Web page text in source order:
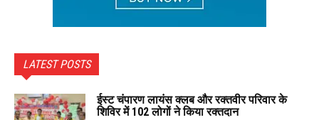
LATEST POSTS
ईस्ट चंपारण लायंस क्लब और रक्तवीर परिवार के
शिविर में 102 लोगों ने किया रक्तदान